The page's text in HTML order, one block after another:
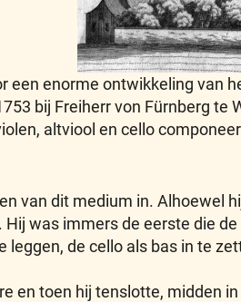
een enorme ontwikkeling
bij Freiherr von Fürnberg
altviool en cello
van dit medium in.
was immers de eerste die
leggen, de cello als bas in te
en toen hij tenslotte, midden